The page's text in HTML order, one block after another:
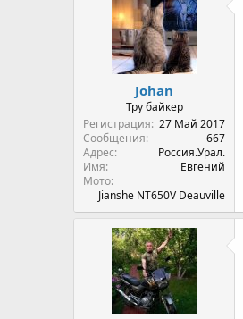
Johan
Тру байкер
Регистрация 27 Май 2017
Сообщения
667
Адрес
Россия.Урал.
Имя
Евгений
Мото
Jianshe NT650V Deauville